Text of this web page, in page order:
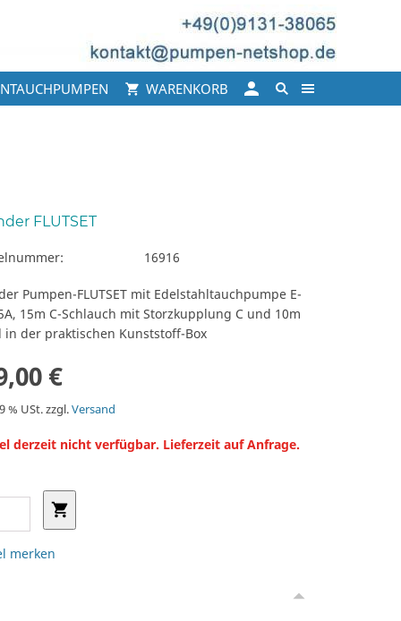
WARENKORB
FLUTSET
16916
Pumpen-FLUTSET mit Edelstahltauchpumpe E-
15m C-Schlauch mit Storzkupplung C und 10m
in der praktischen Kunststoff-Box
€
% USt. zzgl.Versand
derzeit nicht verfügbar. Lieferzeit auf Anfrage.
merken